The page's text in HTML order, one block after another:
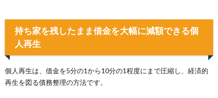
持ち家を残したまま借金を大幅に減額できる個
人再生
個人再生は、借金を5分の1から10分の1程度にまで圧縮し、経済的
再生を図る債務整理の方法です。